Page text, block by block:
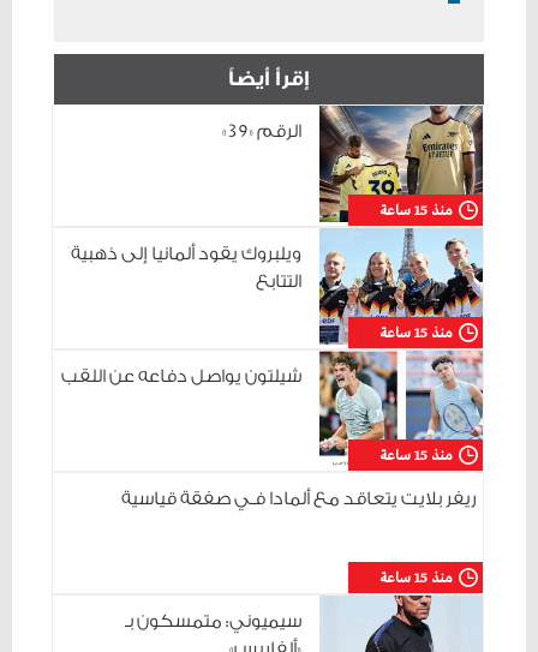
إقرأ أيضاً
منذ 15 ساعة
الرقم «39»
منذ 15 ساعة
ويلبروك يقود ألمانيا إلى ذهبية
التتابع
منذ 15 ساعة
شيلتون يواصل دفاعه عن اللقب
منذ 15 ساعة
ريفر بلايت يتعاقد مع ألمادا فـي صفقة قياسية
سيميوني: متمسكون بـ